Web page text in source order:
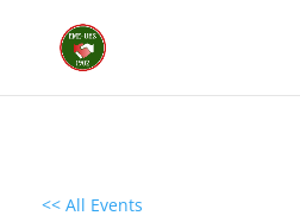
<< All Events